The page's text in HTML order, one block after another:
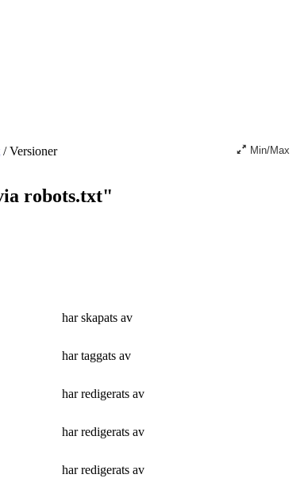
/Versioner Min/Max
robots.txt"
har skapats av
har taggats av
har redigerats av
har redigerats av
har redigerats av